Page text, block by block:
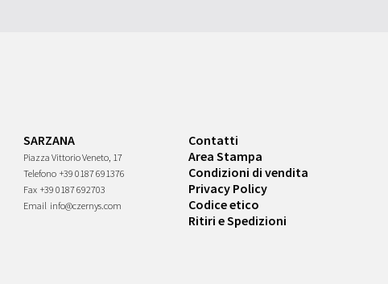
SARZANA
Piazza Vittorio Veneto, 17
Telefono +39 0187 691376
Fax +39 0187 692703
Email info@czernys.com
Contatti
Area Stampa
Condizioni di vendita
Privacy Policy
Codice etico
Ritiri e Spedizioni